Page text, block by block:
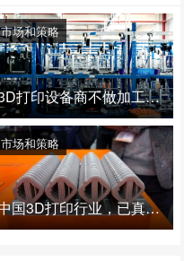
3D打印设备商不做加工服务，就成了旁观者！
市场和策略
中国3D打印行业，已真正进入爆发时代！
市场和策略